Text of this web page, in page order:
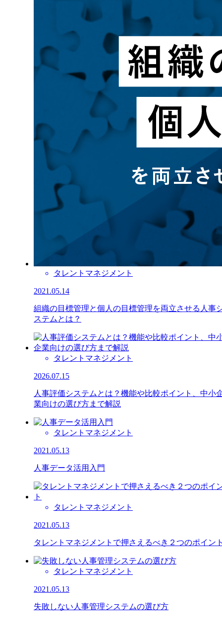
タレントマネジメント
2021.05.14
組織の目標管理と個人の目標管理を両立させる人事
ステムとは？
タレントマネジメント
2026.07.15
人事評価システムとは？機能や比較ポイント、中小
業向けの選び方まで解説
タレントマネジメント
2021.05.13
人事データ活用入門
タレントマネジメント
2021.05.13
タレントマネジメントで押さえるべき２つのポイン
タレントマネジメント
2021.05.13
失敗しない人事管理システムの選び方